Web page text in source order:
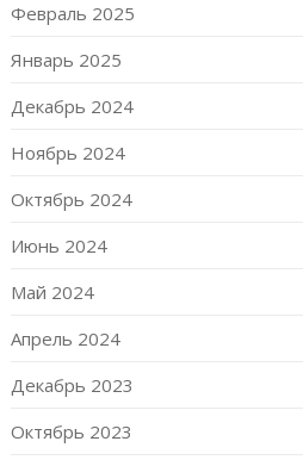
Февраль 2025
Январь 2025
Декабрь 2024
Ноябрь 2024
Октябрь 2024
Июнь 2024
Май 2024
Апрель 2024
Декабрь 2023
Октябрь 2023